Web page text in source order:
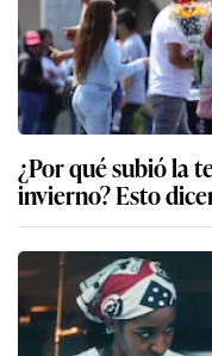
¿Por qué subió la
invierno? Esto